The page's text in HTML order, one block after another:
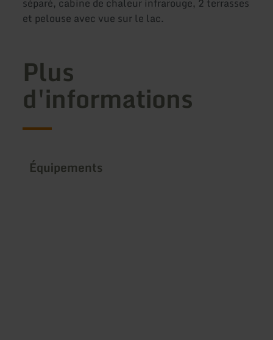
et pelouse avec vue sur le lac.
Plus
d'informations
Équipements